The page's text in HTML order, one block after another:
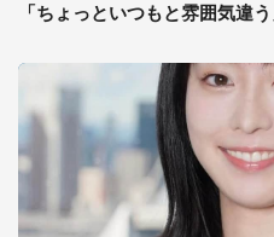
「ちょっといつもと雰囲気違